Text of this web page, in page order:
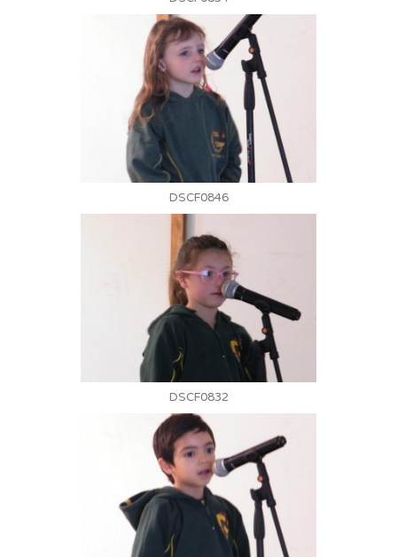
DSCF0846
DSCF0832